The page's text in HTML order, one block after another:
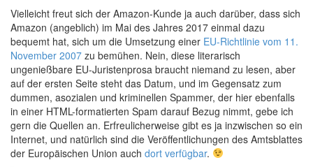
Vielleicht freut sich der Amazon-Kunde ja auch darüber, dass sich
Amazon (angeblich) im Mai des Jahres 2017 einmal dazu
bequemt hat, sich um die Umsetzung einer EU-Richtlinie vom 11.
November 2007 zu bemühen. Nein, diese literarisch
ungenießbare EU-Juristenprosa braucht niemand zu lesen, aber
auf der ersten Seite steht das Datum, und im Gegensatz zum
dummen, asozialen und kriminellen Spammer, der hier ebenfalls
in einer HTML-formatierten Spam darauf Bezug nimmt, gebe ich
gern die Quellen an. Erfreulicherweise gibt es ja inzwischen so ein
Internet, und natürlich sind die Veröffentlichungen des Amtsblattes
der Europäischen Union auch dort verfügbar.